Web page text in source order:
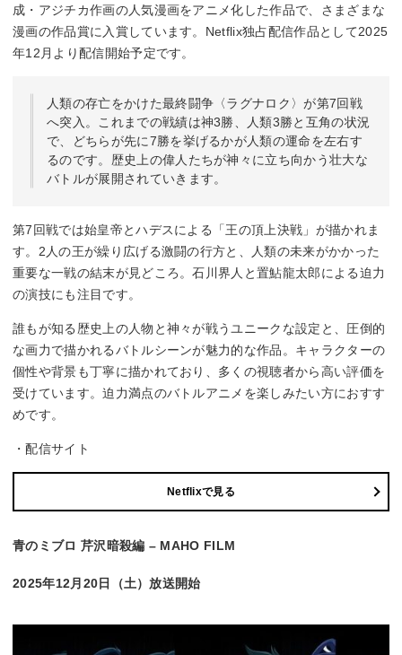
成・アジチカ作画の人気漫画をアニメ化した作品で、さまざまな
漫画の作品賞に入賞しています。Netflix独占配信作品として2025
年12月より配信開始予定です。
人類の存亡をかけた最終闘争〈ラグナロク〉が第7回戦
へ突入。これまでの戦績は神3勝、人類3勝と互角の状況
で、どちらが先に7勝を挙げるかが人類の運命を左右す
るのです。歴史上の偉人たちが神々に立ち向かう壮大な
バトルが展開されていきます。
第7回戦では始皇帝とハデスによる「王の頂上決戦」が描かれま
す。2人の王が繰り広げる激闘の行方と、人類の未来がかかった
重要な一戦の結末が見どころ。石川界人と置鮎龍太郎による迫力
の演技にも注目です。
誰もが知る歴史上の人物と神々が戦うユニークな設定と、圧倒的
な画力で描かれるバトルシーンが魅力的な作品。キャラクターの
個性や背景も丁寧に描かれており、多くの視聴者から高い評価を
受けています。迫力満点のバトルアニメを楽しみたい方におすす
めです。
・配信サイト
Netflixで見る
青のミブロ 芹沢暗殺編 – MAHO FILM
2025年12月20日（土）放送開始